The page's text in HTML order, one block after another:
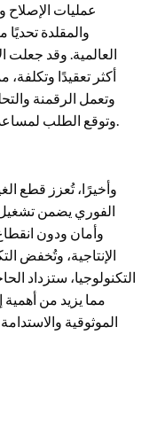
عمليات الإصلاح
والمقلدة تحديًا
العالمية. وقد جعلت
أكثر تعقيدًا
وتعمل الرقمنة
وتوقع الطلب لمساعدة الصناعات على حل هذه المشكلات.
وأخيرًا، تُعزز قطع
الفوري يضمن تشغيل
وأمان ودون
الإنتاجية، وتُخفض
التكنولوجيا، ستزداد
مما يزيد من
الموثوقية